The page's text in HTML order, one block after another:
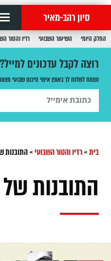
סיון רהב-מאיר
החלק היומי השיעור השבועי רדיו והטור
רוצה לקבל עדכונים למייל?
נשמח לשלוח לך באופן אישי סיכום שבועי
בית»רדיו והטור השבועי»התובנות
התובנות